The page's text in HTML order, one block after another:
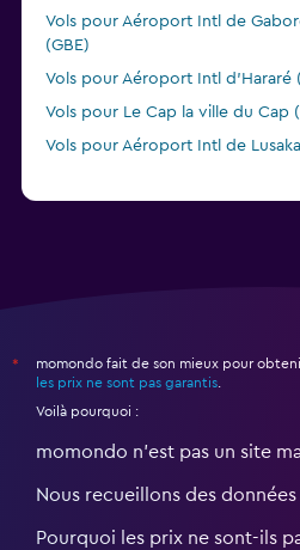
Vols pour Aéroport Intl de
(GBE)
Vols pour Aéroport Intl d'Hararé
Vols pour Le Cap la ville du Cap
Vols pour Aéroport Intl de
*
momondo fait de son mieux pour
les prix ne sont pas garantis
Voilà pourquoi :
momondo n'est pas un site
Nous recueillons des
Pourquoi les prix ne sont-ils